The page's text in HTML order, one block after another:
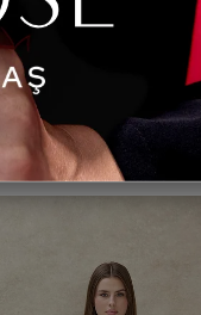
Diana Dantel Godeli Etek
₺1.389,90